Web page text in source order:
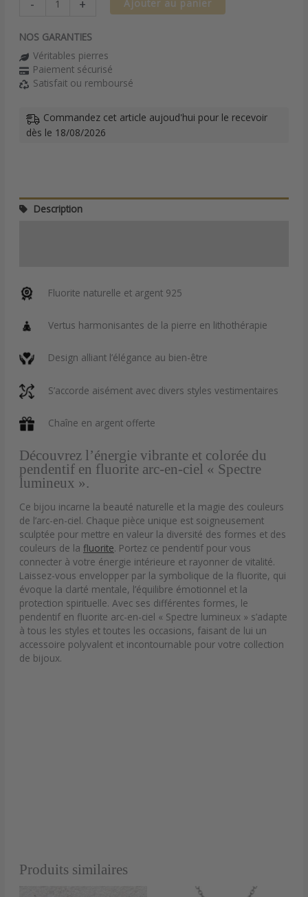
- + Ajouter au panier
NOS GARANTIES
Véritables pierres
Paiement sécurisé
Satisfait ou remboursé
Commandez cet article aujoud'hui pour le recevoir
dès le 18/08/2026
Description
Fluorite naturelle et argent 925
Vertus harmonisantes de la pierre en lithothérapie
Design alliant l’élégance au bien-être
S’accorde aisément avec divers styles vestimentaires
Chaîne en argent offerte
Découvrez l’énergie vibrante et colorée du
pendentif en fluorite arc-en-ciel « Spectre
lumineux ».
Ce bijou incarne la beauté naturelle et la magie des couleurs
de l’arc-en-ciel. Chaque pièce unique est soigneusement
sculptée pour mettre en valeur la diversité des formes et des
couleurs de la fluorite. Portez ce pendentif pour vous
connecter à votre énergie intérieure et rayonner de vitalité.
Laissez-vous envelopper par la symbolique de la fluorite, qui
évoque la clarté mentale, l’équilibre émotionnel et la
protection spirituelle. Avec ses différentes formes, le
pendentif en fluorite arc-en-ciel « Spectre lumineux » s’adapte
à tous les styles et toutes les occasions, faisant de lui un
accessoire polyvalent et incontournable pour votre collection
de bijoux.
Produits similaires